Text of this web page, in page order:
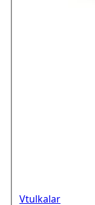
Vtulkalar